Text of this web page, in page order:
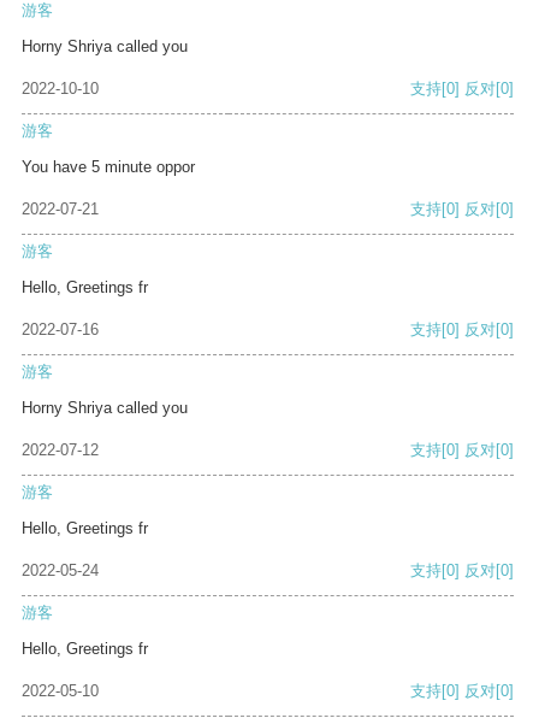
游客
Horny Shriya called you
2022-10-10 支持[0] 反对[0]
游客
You have 5 minute oppor
2022-07-21 支持[0] 反对[0]
游客
Hello, Greetings fr
2022-07-16 支持[0] 反对[0]
游客
Horny Shriya called you
2022-07-12 支持[0] 反对[0]
游客
Hello, Greetings fr
2022-05-24 支持[0] 反对[0]
游客
Hello, Greetings fr
2022-05-10 支持[0] 反对[0]